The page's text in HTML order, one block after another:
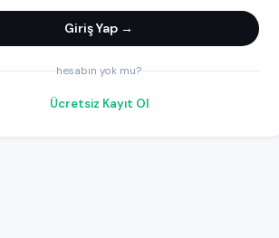
Giriş Yap →
hesabın yok mu?
Ücretsiz Kayıt Ol